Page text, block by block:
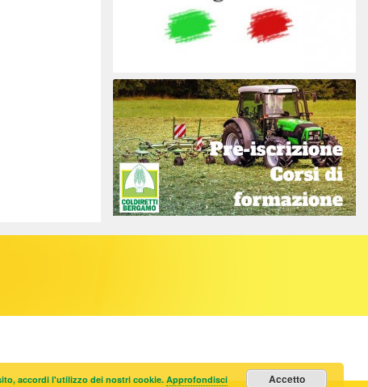
accordi l'utilizzo dei nostri cookie.Approfondisci Accetto